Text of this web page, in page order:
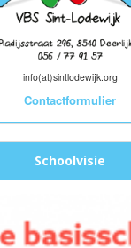
info(at)sintlodewijk.org
Contactformulier
Schoolvisie